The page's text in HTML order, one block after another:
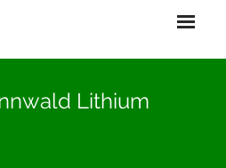
Lithium